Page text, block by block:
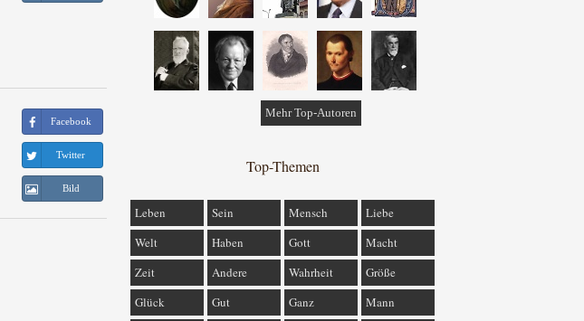
Facebook
Twitter
Bild
Mehr Top-Autoren
Top-Themen
Leben Sein Mensch
Liebe
Welt
Haben Gott
Macht
Zeit
Andere Wahrheit
Größe
Glück
Gut Ganz
Mann